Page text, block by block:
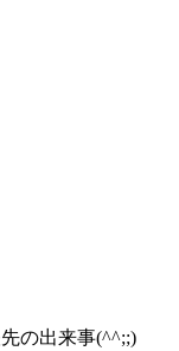
の出来事(^^;;)